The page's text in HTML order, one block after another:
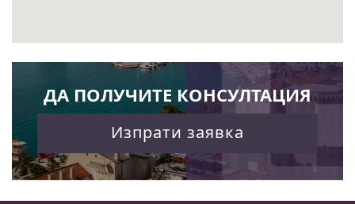
ДА ПОЛУЧИТЕ КОНСУЛТАЦИЯ
Изпрати заявка